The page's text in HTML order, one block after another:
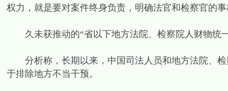
权力，就是要对案件终身负责，明确法官和检察官的
久未获推动的“省以下地方法院、检察院人财物统
分析称，长期以来，中国司法人员和地方法院、检
于排除地方不当干预。